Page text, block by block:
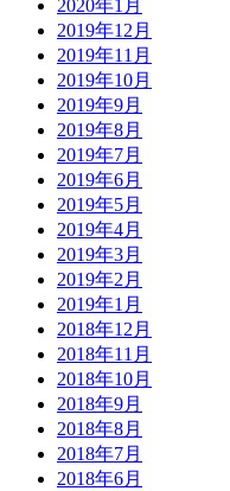
2020年1月
2019年12月
2019年11月
2019年10月
2019年9月
2019年8月
2019年7月
2019年6月
2019年5月
2019年4月
2019年3月
2019年2月
2019年1月
2018年12月
2018年11月
2018年10月
2018年9月
2018年8月
2018年7月
2018年6月